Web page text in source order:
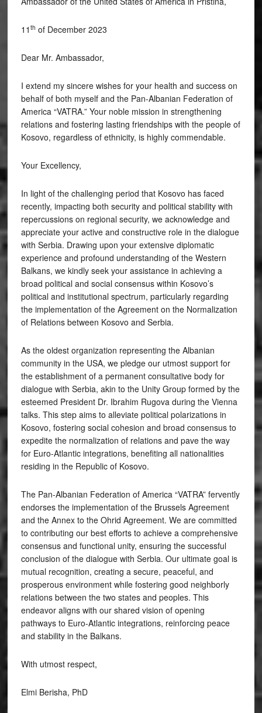
11 th of December 2023
Dear Mr. Ambassador,
I extend my sincere wishes for your health and success on
behalf of both myself and the Pan-Albanian Federation of
America “VATRA.” Your noble mission in strengthening
relations and fostering lasting friendships with the people of
Kosovo, regardless of ethnicity, is highly commendable.
Your Excellency,
In light of the challenging period that Kosovo has faced
recently, impacting both security and political stability with
repercussions on regional security, we acknowledge and
appreciate your active and constructive role in the dialogue
with Serbia. Drawing upon your extensive diplomatic
experience and profound understanding of the Western
Balkans, we kindly seek your assistance in achieving a
broad political and social consensus within Kosovo’s
political and institutional spectrum, particularly regarding
the implementation of the Agreement on the Normalization
of Relations between Kosovo and Serbia.
As the oldest organization representing the Albanian
community in the USA, we pledge our utmost support for
the establishment of a permanent consultative body for
dialogue with Serbia, akin to the Unity Group formed by the
esteemed President Dr. Ibrahim Rugova during the Vienna
talks. This step aims to alleviate political polarizations in
Kosovo, fostering social cohesion and broad consensus to
expedite the normalization of relations and pave the way
for Euro-Atlantic integrations, benefiting all nationalities
residing in the Republic of Kosovo.
The Pan-Albanian Federation of America “VATRA” fervently
endorses the implementation of the Brussels Agreement
and the Annex to the Ohrid Agreement. We are committed
to contributing our best efforts to achieve a comprehensive
consensus and functional unity, ensuring the successful
conclusion of the dialogue with Serbia. Our ultimate goal is
mutual recognition, creating a secure, peaceful, and
prosperous environment while fostering good neighborly
relations between the two states and peoples. This
endeavor aligns with our shared vision of opening
pathways to Euro-Atlantic integrations, reinforcing peace
and stability in the Balkans.
With utmost respect,
Elmi Berisha, PhD